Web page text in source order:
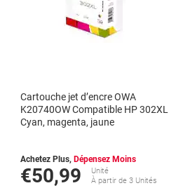
Cartouche jet d’encre OWA
K20740OW Compatible HP 302XL
Cyan, magenta, jaune
Achetez Plus, Dépensez Moins
€50,99
Unité
À partir de 3 Unités